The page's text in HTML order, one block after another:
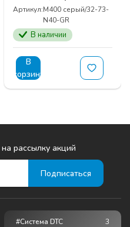
Артикул:М400 серый/32-73-
N40-GR
В наличии
В
корзину
рассылку акций
#Система DTC 3